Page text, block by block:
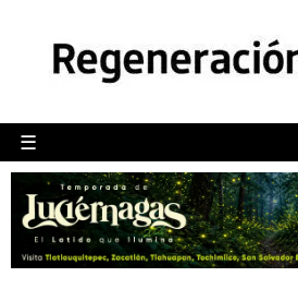
☰
POLÍTICA
CAMALEÓN
OPINIÓN
DEPORTES